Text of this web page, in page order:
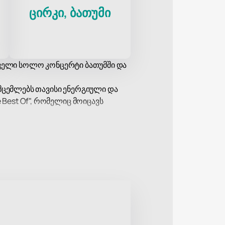
ცირკი, ბათუმი
სოლო კონცერტი ბათუმში და
თავისი ენერგიული და
Of", რომელიც მოიცავს
მსმენელის გული. მათი